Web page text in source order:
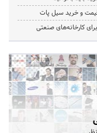
و خرید سیل پات
کارخانه‌های صنعتی